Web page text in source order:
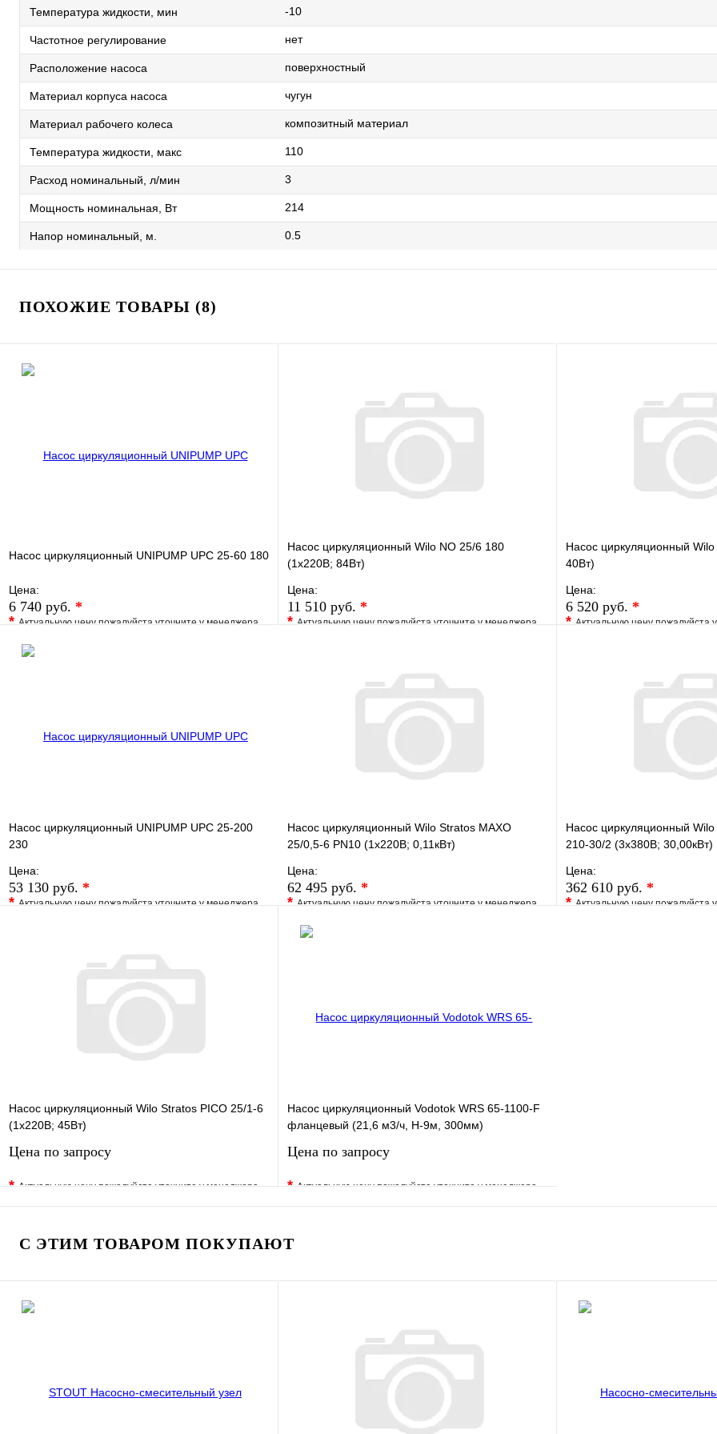
Температура жидкости, мин -10
Частотное регулирование нет
Расположение насоса поверхностный
Материал корпуса насоса чугун
Материал рабочего колеса композитный материал
Температура жидкости, макс 110
Расход номинальный, л/мин 3
Мощность номинальная, Вт 214
Напор номинальный, м. 0.5
ПОХОЖИЕ ТОВАРЫ (8)
Насос циркуляционный UNIPUMP UPC 25-60 180
Цена:
6 740 руб. *
*Актуальную цену пожалуйста уточните у менеджера
В избранное
Насос циркуляционный Wilo NO 25/6 180
(1х220В; 84Вт)
Цена:
11 510 руб. *
*Актуальную цену пожалуйста уточните у менеджера
В корзину
Насос циркуляционный
40Вт)
Цена:
6 520 руб. *
*Актуальную цену пожалуйста
Насос циркуляционный UNIPUMP UPС 25-200
230
Цена:
53 130 руб. *
*Актуальную цену пожалуйста уточните у менеджера
В корзину
Насос циркуляционный Wilo Stratos MAXO
25/0,5-6 PN10 (1х220В; 0,11кВт)
Цена:
62 495 руб. *
*Актуальную цену пожалуйста уточните у менеджера
В избранное
Насос циркуляционный
210-30/2 (3х380В; 30,00кВт)
Цена:
362 610 руб. *
*Актуальную цену пожалуйста
Насос циркуляционный Wilo Stratos PICO 25/1-6
(1х220В; 45Вт)
Цена по запросу
*Актуальную цену пожалуйста уточните у менеджера
В избранное Сравнение
Купить в 1 клик Под заказ
Запросить цену
Насос циркуляционный Vodotok WRS 65-1100-F
фланцевый (21,6 м3/ч, Н-9м, 300мм)
Цена по запросу
*Актуальную цену пожалуйста уточните у менеджера
В избранное Сравнение
Запросить цену
С ЭТИМ ТОВАРОМ ПОКУПАЮТ